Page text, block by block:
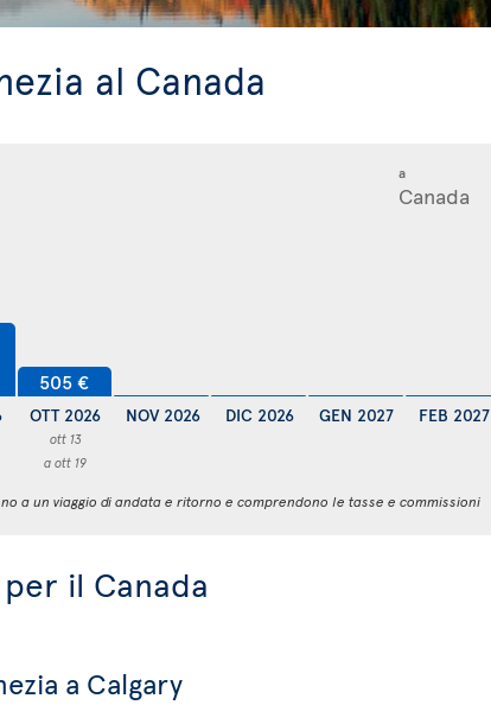
al Canada
a
505 €
OTT 2026
ott 13
a ott 19
NOV 2026 DIC 2026 GEN 2027 FEB 2027
a un viaggio di andata e ritorno e comprendono le tasse e commissioni
il Canada
a Calgary